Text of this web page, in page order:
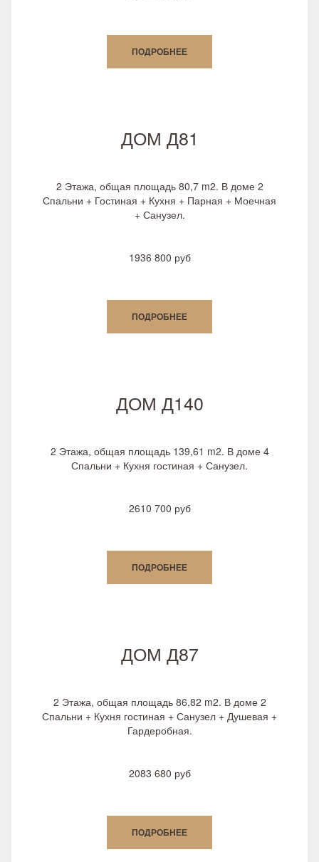
ПОДРОБНЕЕ
ДОМ Д81
2 Этажа, общая площадь 80,7 m2. В доме 2
Спальни + Гостиная + Кухня + Парная + Моечная
+ Санузел.
1936 800 руб
ПОДРОБНЕЕ
ДОМ Д140
2 Этажа, общая площадь 139,61 m2. В доме 4
Спальни + Кухня гостиная + Санузел.
2610 700 руб
ПОДРОБНЕЕ
ДОМ Д87
2 Этажа, общая площадь 86,82 m2. В доме 2
Спальни + Кухня гостиная + Санузел + Душевая +
Гардеробная.
2083 680 руб
ПОДРОБНЕЕ